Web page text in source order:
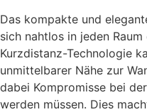
Das kompakte und
sich nahtlos in jeden
Kurzdistanz-Technologie
unmittelbarer Nähe zur
dabei Kompromisse bei
werden müssen. Dies